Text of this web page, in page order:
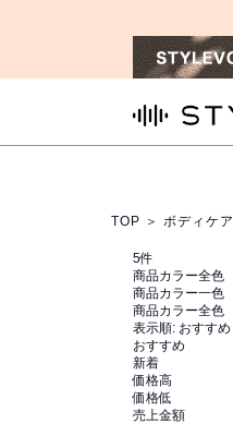
TOP ＞ ボディケア
5件
商品カラー全色
商品カラー一色
商品カラー全色
表示順: おすすめ
おすすめ
新着
価格高
価格低
売上金額